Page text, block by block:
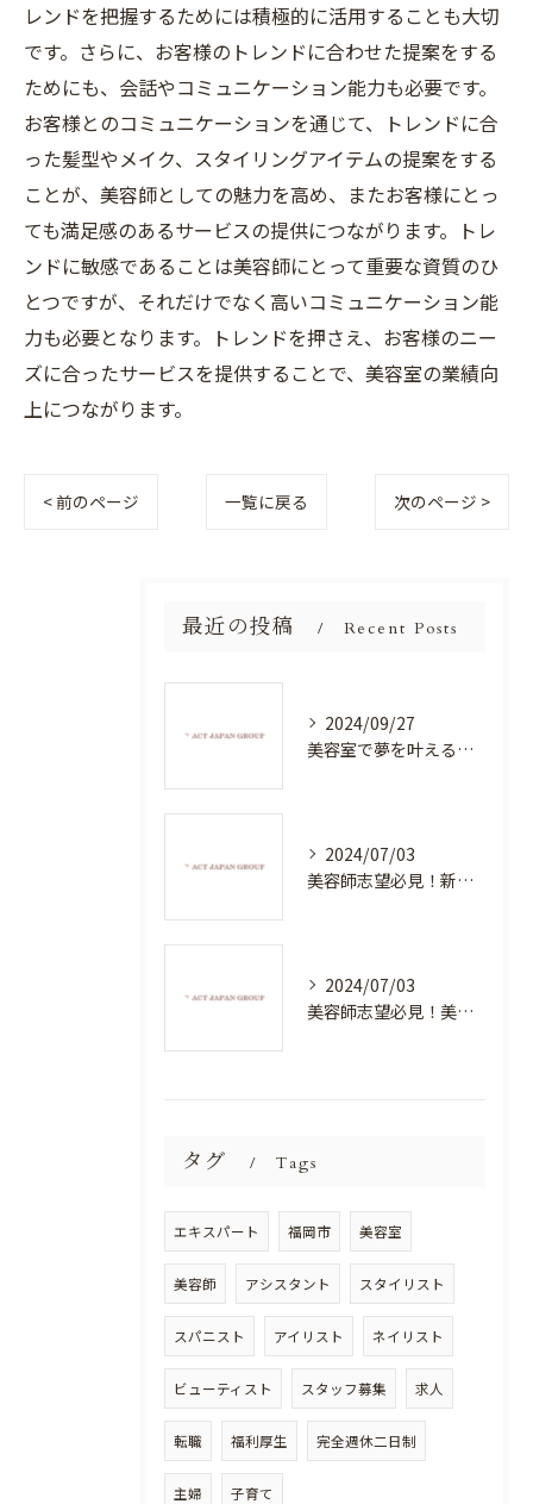
レンドを把握するためには積極的に活用することも大切
です。さらに、お客様のトレンドに合わせた提案をする
ためにも、会話やコミュニケーション能力も必要です。
お客様とのコミュニケーションを通じて、トレンドに合
った髪型やメイク、スタイリングアイテムの提案をする
ことが、美容師としての魅力を高め、またお客様にとっ
ても満足感のあるサービスの提供につながります。トレ
ンドに敏感であることは美容師にとって重要な資質のひ
とつですが、それだけでなく高いコミュニケーション能
力も必要となります。トレンドを押さえ、お客様のニー
ズに合ったサービスを提供することで、美容室の業績向
上につながります。
< 前のページ 一覧に戻る 次のページ >
最近の投稿 Recent Posts
2024/09/27
美容室で夢を叶える！自分を磨く新たなチャンス
2024/07/03
美容師志望必見！新たな価値を創造する美容室でハイレベルな技術を学べる環境
2024/07/03
美容師志望必見！美容室NEWSTANDARDで最高のスキルアップを目指そう！
タグ Tags
エキスパート 福岡市 美容室
美容師 アシスタント スタイリスト
スパニスト アイリスト ネイリスト
ビューティスト スタッフ募集 求人
転職 福利厚生 完全週休二日制
主婦 子育て